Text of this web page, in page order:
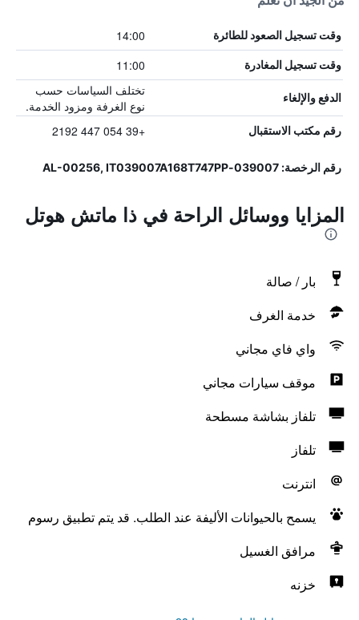
وقت تسجيل الصعود للطائرة 14:00
وقت تسجيل المغادرة 11:00
الدفع والإلغاء
تختلف السياسات حسب
نوع الغرفة ومزود الخدمة.
رقم مكتب الاستقبال +39 054 447 2192
رقم الرخصة: 039007-AL-00256, IT039007A168T747PP
المزايا ووسائل الراحة في ذا ماتش هوتل
بار / صالة
خدمة الغرف
واي فاي مجاني
موقف سيارات مجاني
تلفاز بشاشة مسطحة
تلفاز
انترنت
يسمح بالحيوانات الأليفة عند الطلب. قد يتم تطبيق رسوم
مرافق الغسيل
خزنه